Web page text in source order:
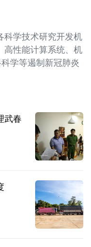
科学技术研究开发机
高性能计算系统、机
学等遏制新冠肺炎
武春